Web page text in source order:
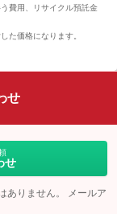
費用、リサイクル預託金
た価格になります。
せ
せ
ありません。 メールア